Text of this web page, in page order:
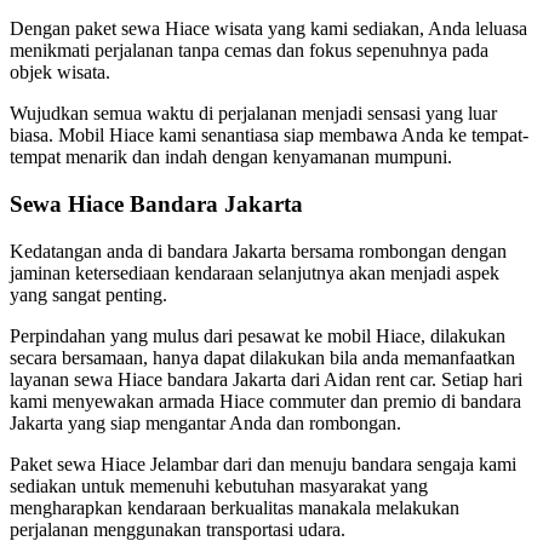
Dengan paket sewa Hiace wisata yang kami sediakan, Anda leluasa
menikmati perjalanan tanpa cemas dan fokus sepenuhnya pada
objek wisata.
Wujudkan semua waktu di perjalanan menjadi sensasi yang luar
biasa. Mobil Hiace kami senantiasa siap membawa Anda ke tempat-
tempat menarik dan indah dengan kenyamanan mumpuni.
Sewa Hiace Bandara Jakarta
Kedatangan anda di bandara Jakarta bersama rombongan dengan
jaminan ketersediaan kendaraan selanjutnya akan menjadi aspek
yang sangat penting.
Perpindahan yang mulus dari pesawat ke mobil Hiace, dilakukan
secara bersamaan, hanya dapat dilakukan bila anda memanfaatkan
layanan sewa Hiace bandara Jakarta dari Aidan rent car. Setiap hari
kami menyewakan armada Hiace commuter dan premio di bandara
Jakarta yang siap mengantar Anda dan rombongan.
Paket sewa Hiace Jelambar dari dan menuju bandara sengaja kami
sediakan untuk memenuhi kebutuhan masyarakat yang
mengharapkan kendaraan berkualitas manakala melakukan
perjalanan menggunakan transportasi udara.